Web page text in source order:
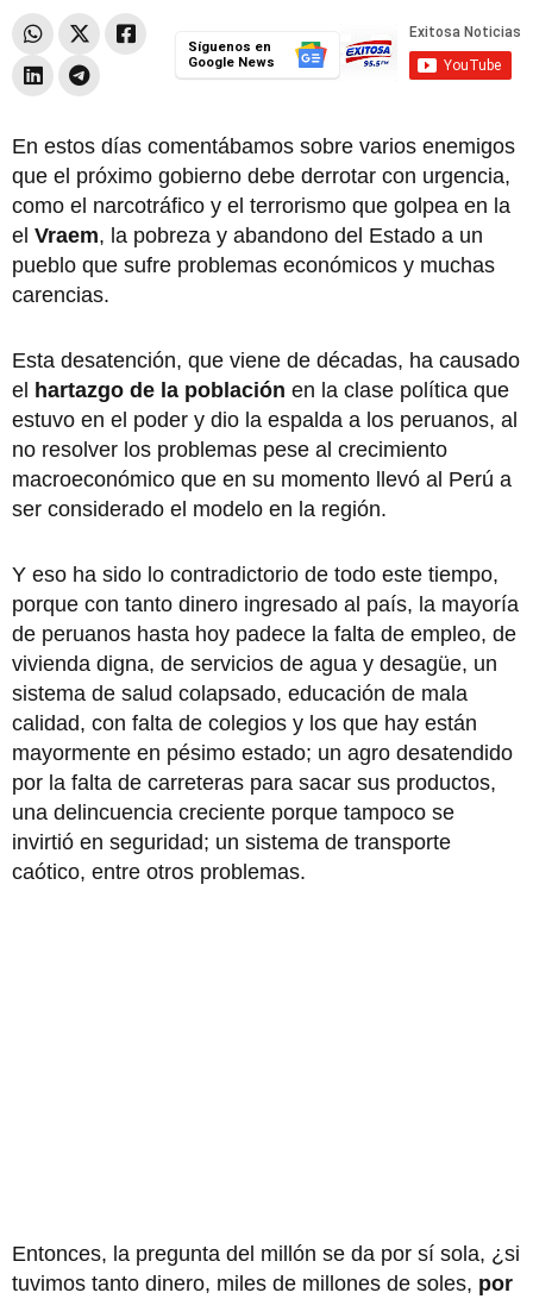
Síguenos en
Google News
En estos días comentábamos sobre varios enemigos
que el próximo gobierno debe derrotar con urgencia,
como el narcotráfico y el terrorismo que golpea en la
el Vraem, la pobreza y abandono del Estado a un
pueblo que sufre problemas económicos y muchas
carencias.
Esta desatención, que viene de décadas, ha causado
el hartazgo de la población en la clase política que
estuvo en el poder y dio la espalda a los peruanos, al
no resolver los problemas pese al crecimiento
macroeconómico que en su momento llevó al Perú a
ser considerado el modelo en la región.
Y eso ha sido lo contradictorio de todo este tiempo,
porque con tanto dinero ingresado al país, la mayoría
de peruanos hasta hoy padece la falta de empleo, de
vivienda digna, de servicios de agua y desagüe, un
sistema de salud colapsado, educación de mala
calidad, con falta de colegios y los que hay están
mayormente en pésimo estado; un agro desatendido
por la falta de carreteras para sacar sus productos,
una delincuencia creciente porque tampoco se
invirtió en seguridad; un sistema de transporte
caótico, entre otros problemas.
Entonces, la pregunta del millón se da por sí sola, ¿si
tuvimos tanto dinero, miles de millones de soles, por